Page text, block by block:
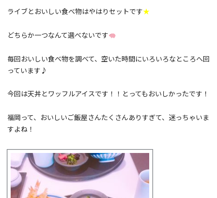
ライブとおいしい食べ物はやはりセットです★
どちらか一つなんて選べないです
毎回おいしい食べ物を調べて、空いた時間にいろいろなところへ回
っています♪
今回は天丼とワッフルアイスです！！とってもおいしかったです！
福岡って、おいしいご飯屋さんたくさんありすぎて、迷っちゃいま
すよね！